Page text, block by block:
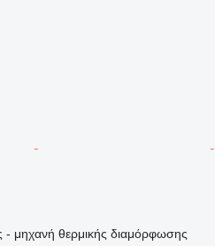
- μηχανή θερμικής διαμόρφωσης